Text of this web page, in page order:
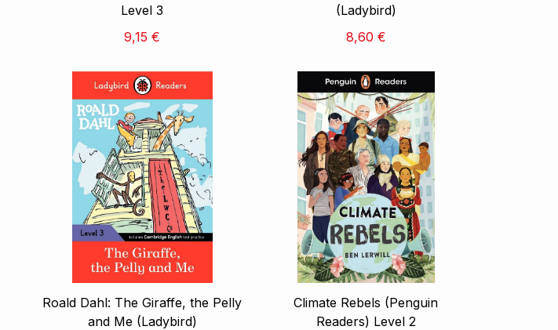
Level 3
9,15 €
(Ladybird)
8,60 €
Roald Dahl: The Giraffe, the Pelly
and Me (Ladybird)
Climate Rebels (Penguin
Readers) Level 2